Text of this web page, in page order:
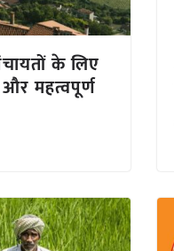
के लिए
महत्वपूर्ण